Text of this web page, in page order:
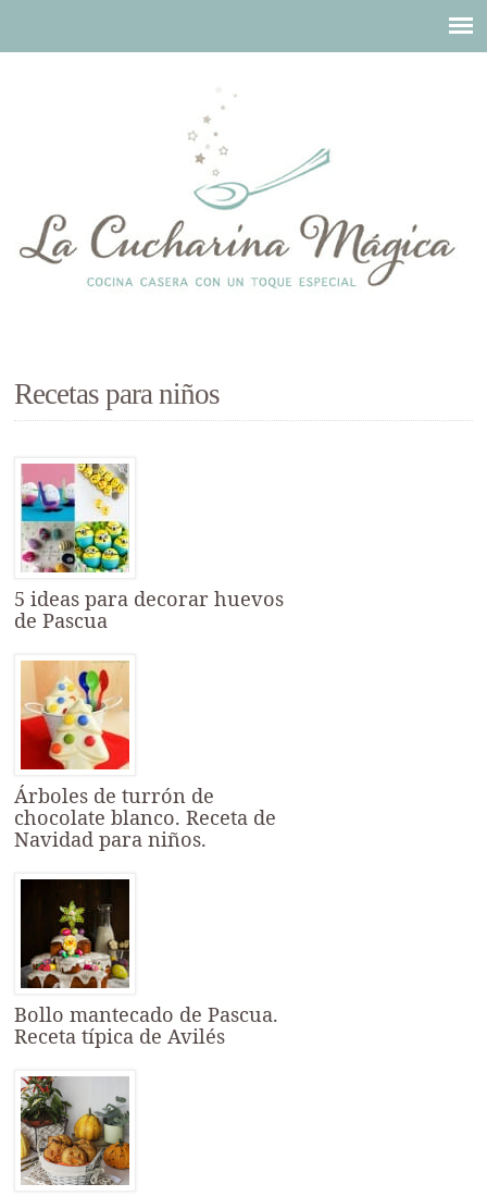
Recetas para niños
5 ideas para decorar huevos
de Pascua
Árboles de turrón de
chocolate blanco. Receta de
Navidad para niños.
Bollo mantecado de Pascua.
Receta típica de Avilés